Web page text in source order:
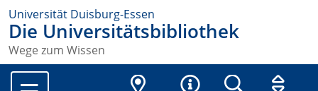
Universität Duisburg-Essen
Die Universitätsbibliothek
Wege zum Wissen